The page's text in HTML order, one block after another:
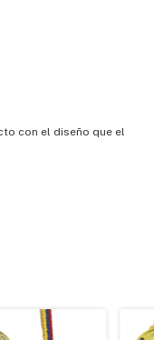
con el diseño que el